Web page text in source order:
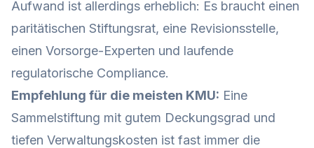
Aufwand ist allerdings erheblich: Es braucht einen
paritätischen Stiftungsrat, eine Revisionsstelle,
einen Vorsorge-Experten und laufende
regulatorische Compliance.
Empfehlung für die meisten KMU: Eine
Sammelstiftung mit gutem Deckungsgrad und
tiefen Verwaltungskosten ist fast immer die